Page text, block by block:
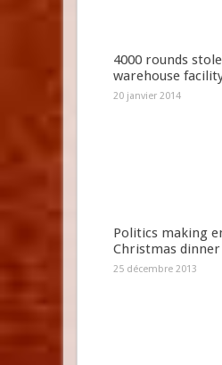
4000 rounds
warehouse
20 janvier 2014
Politics making
Christmas dinner
25 décembre 2013